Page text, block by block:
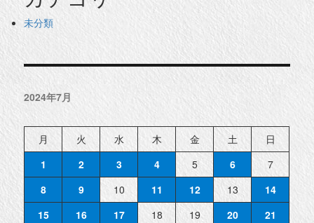
未分類
2024年7月
月 火 水 木 金 土
日
1
2 3 4 5 6
7
8
9 10 11 12 13
14
15
16 17 18 19 20
21